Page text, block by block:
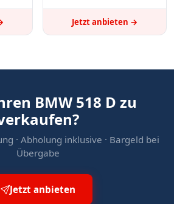
Jetzt anbieten →
BMW 518 D zu
· Abholung inklusive · Bargeld bei
Übergabe
Jetzt anbieten